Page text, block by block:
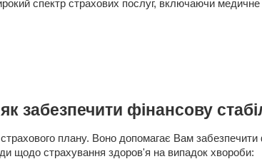
спектр страхових послуг, включаючи медичне
забезпечити фінансову
плану. Воно допомагає Вам забезпечити
щодо страхування здоров'я на випадок хвороби: